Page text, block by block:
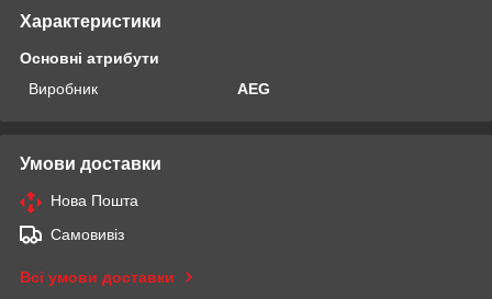
Характеристики
Основні атрибути
Виробник
AEG
Умови доставки
Нова Пошта
Самовивіз
Всі умови доставки